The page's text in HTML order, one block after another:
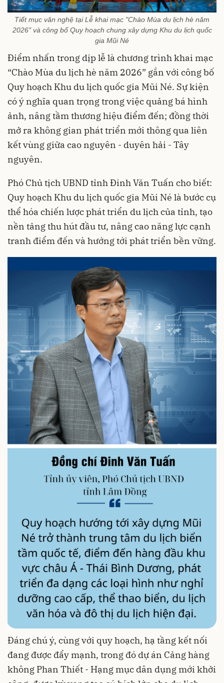
Tiết mục văn nghệ tại Lễ khai mạc "Chào Mùa du lịch hè năm
2026" và công bố Quy hoạch chung xây dựng Khu du lịch quốc
gia Mũi Né
Điểm nhấn trong dịp lễ là chương trình khai mạc
“Chào Mùa du lịch hè năm 2026” gắn với công bố
Quy hoạch Khu du lịch quốc gia Mũi Né. Sự kiện
có ý nghĩa quan trọng trong việc quảng bá hình
ảnh, nâng tầm thương hiệu điểm đến; đồng thời
mở ra không gian phát triển mới thông qua liên
kết vùng giữa cao nguyên - duyên hải - Tây
nguyên.
Phó Chủ tịch UBND tỉnh Đinh Văn Tuấn cho biết:
Quy hoạch Khu du lịch quốc gia Mũi Né là bước cụ
thể hóa chiến lược phát triển du lịch của tỉnh, tạo
nền tảng thu hút đầu tư, nâng cao năng lực cạnh
tranh điểm đến và hướng tới phát triển bền vững.
Đáng chú ý, cùng với quy hoạch, hạ tầng kết nối
đang được đẩy mạnh, trong đó dự án Cảng hàng
không Phan Thiết - Hạng mục dân dụng mới khởi